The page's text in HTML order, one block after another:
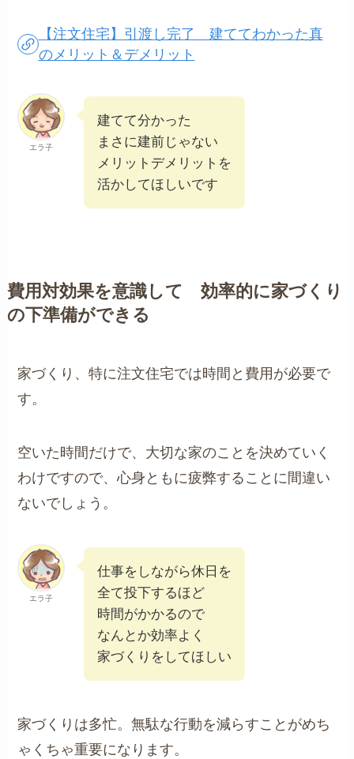
【注文住宅】引渡し完了 建ててわかった真
のメリット＆デメリット
エラ子
建てて分かった
まさに建前じゃない
メリットデメリットを
活かしてほしいです
費用対効果を意識して 効率的に家づくり
の下準備ができる
家づくり、特に注文住宅では時間と費用が必要で
す。
空いた時間だけで、大切な家のことを決めていく
わけですので、心身ともに疲弊することに間違い
ないでしょう。
エラ子
仕事をしながら休日を
全て投下するほど
時間がかかるので
なんとか効率よく
家づくりをしてほしい
家づくりは多忙。無駄な行動を減らすことがめち
ゃくちゃ重要になります。